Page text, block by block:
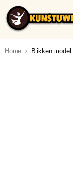
Ga naar de inhoud
Home Blikken